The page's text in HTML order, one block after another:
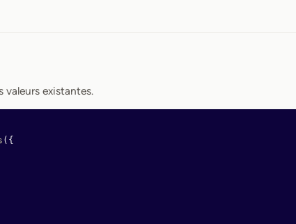
valeurs existantes.
({